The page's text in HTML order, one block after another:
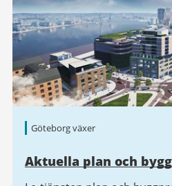
Göteborg växer
Aktuella plan och